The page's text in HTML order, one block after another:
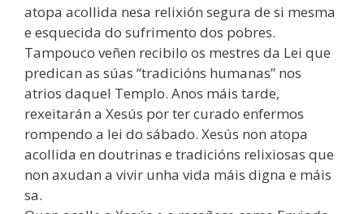
atopa acollida nesa relixión segura de si mesma
e esquecida do sufrimento dos pobres.
Tampouco veñen recibilo os mestres da Lei que
predican as súas “tradicións humanas” nos
atrios daquel Templo. Anos máis tarde,
rexeitarán a Xesús por ter curado enfermos
rompendo a lei do sábado. Xesús non atopa
acollida en doutrinas e tradicións relixiosas que
non axudan a vivir unha vida máis digna e máis
sa.